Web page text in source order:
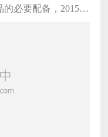
必要配备，2015年